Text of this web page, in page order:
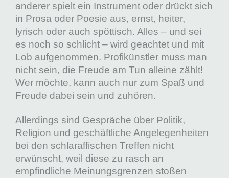
anderer spielt ein Instrument oder drückt sich
in Prosa oder Poesie aus, ernst, heiter,
lyrisch oder auch spöttisch. Alles – und sei
es noch so schlicht – wird geachtet und mit
Lob aufgenommen. Profikünstler muss man
nicht sein, die Freude am Tun alleine zählt!
Wer möchte, kann auch nur zum Spaß und
Freude dabei sein und zuhören.
Allerdings sind Gespräche über Politik,
Religion und geschäftliche Angelegenheiten
bei den schlaraffischen Treffen nicht
erwünscht, weil diese zu rasch an
empfindliche Meinungsgrenzen stoßen